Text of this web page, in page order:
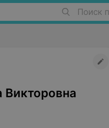
Поиск
Викторовна